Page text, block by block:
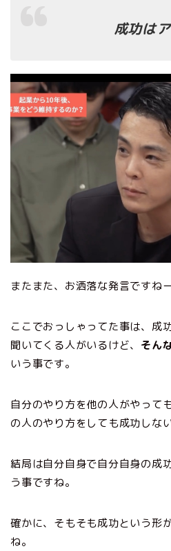
成功は
またまた、お洒落な発言ですねー
ここでおっしゃってた事は、成
聞いてくる人がいるけど、 そん
いう事です。
自分のやり方を他の人がやって
の人のやり方をしても成功しない
結局は自分自身で自分自身の成
う事ですね。
確かに、そもそも成功という形
ね。